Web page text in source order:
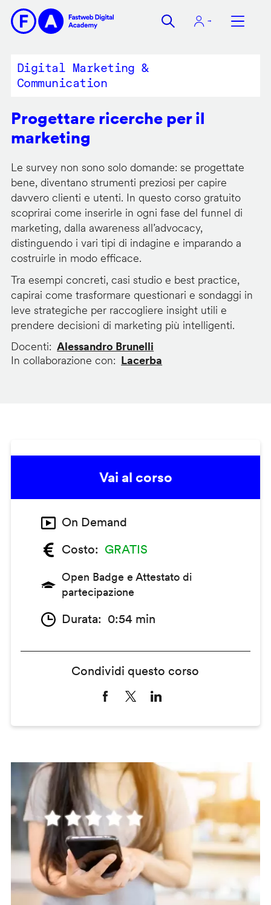
contenuto
Digital Marketing &
Communication
Progettare ricerche per il
marketing
Le survey non sono solo domande: se progettate
bene, diventano strumenti preziosi per capire
davvero clienti e utenti. In questo corso gratuito
scoprirai come inserirle in ogni fase del funnel di
marketing, dalla awareness all’advocacy,
distinguendo i vari tipi di indagine e imparando a
costruirle in modo efficace.
Tra esempi concreti, casi studio e best practice,
capirai come trasformare questionari e sondaggi in
leve strategiche per raccogliere insight utili e
prendere decisioni di marketing più intelligenti.
Docenti
Alessandro Brunelli
In collaborazione con
Lacerba
Vai al corso
On Demand
Costo
GRATIS
Open Badge e Attestato di
partecipazione
Durata 0:54 min
Condividi questo corso